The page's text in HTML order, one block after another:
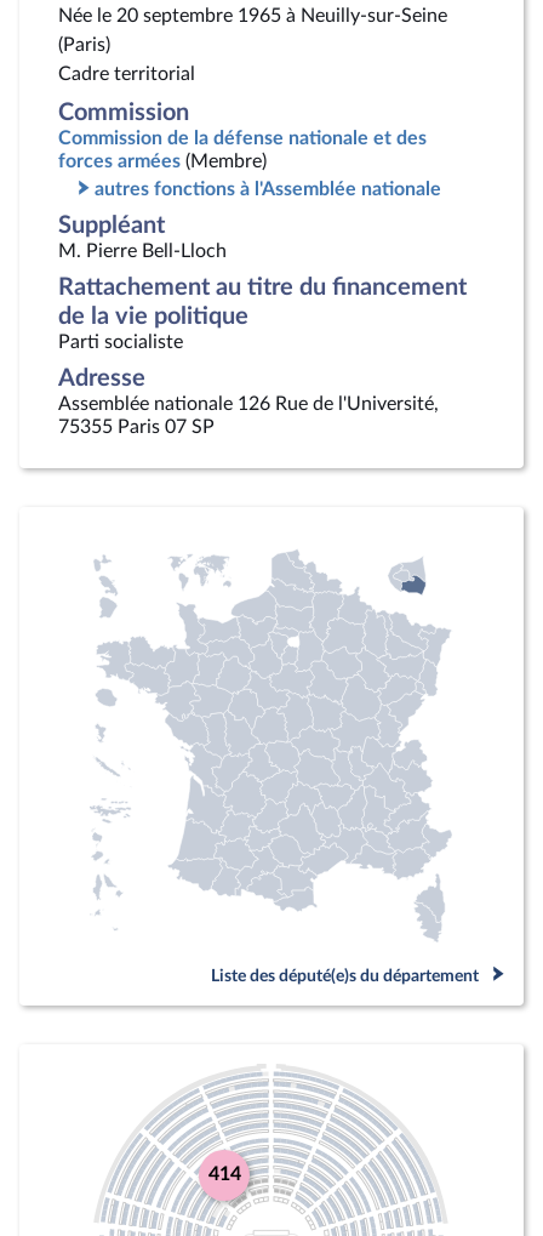
Née le 20 septembre 1965 à Neuilly-sur-Seine
(Paris)
Cadre territorial
Commission
Commission de la défense nationale et des
forces armées (Membre)
autres fonctions à l'Assemblée nationale
Suppléant
M. Pierre Bell-Lloch
Rattachement au titre du financement
de la vie politique
Parti socialiste
Adresse
Assemblée nationale 126 Rue de l'Université,
75355 Paris 07 SP
Liste des député(e)s du département
414